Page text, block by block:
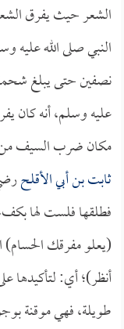
الشعر حيث يفرق
النبي صلى الله عليه
نصفين حتى يبلغ
عليه وسلم، أنه كان
مكان ضرب السيف من
ثابت بن أبي الأقلح
فطلقها فلست لها
(يعلو مفرقك
أنظر)؛ أي: لتأكيدها
طويلة، فهي موقنة